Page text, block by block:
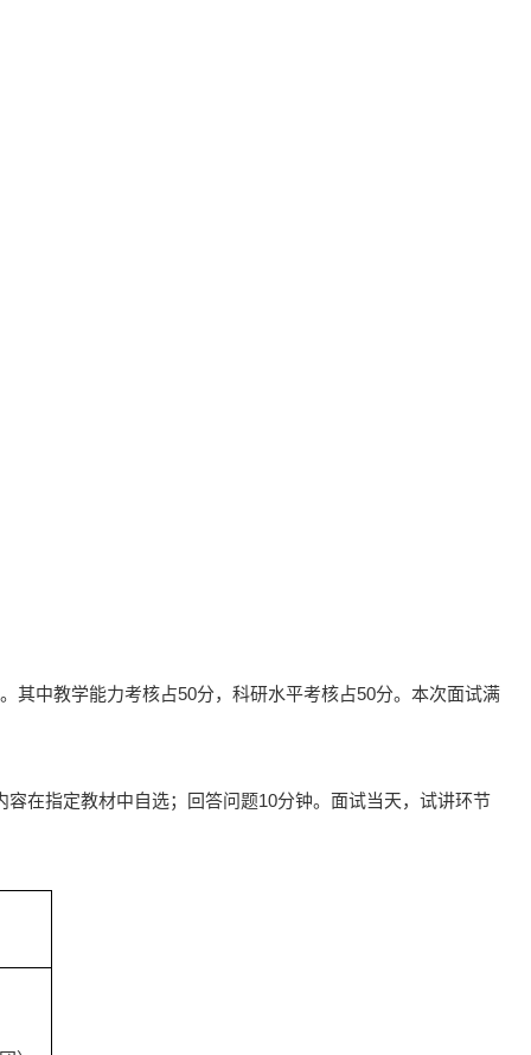
其中教学能力考核占50分，科研水平考核占50分。本次面试满
在指定教材中自选；回答问题10分钟。面试当天，试讲环节